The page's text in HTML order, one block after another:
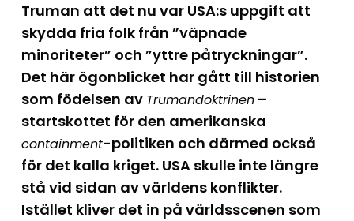
Truman att det nu var USA:s uppgift att
skydda fria folk från ”väpnade
minoriteter” och ”yttre påtryckningar”.
Det här ögonblicket har gått till historien
som födelsen av Trumandoktrinen–
startskottet för den amerikanska
containment-politiken och därmed också
för det kalla kriget. USA skulle inte längre
stå vid sidan av världens konflikter.
Istället kliver det in på världsscenen som